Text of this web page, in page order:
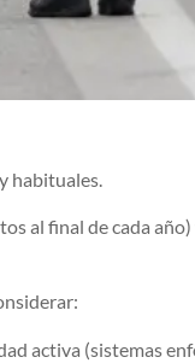
habituales.
al final de cada
activa (sistemas